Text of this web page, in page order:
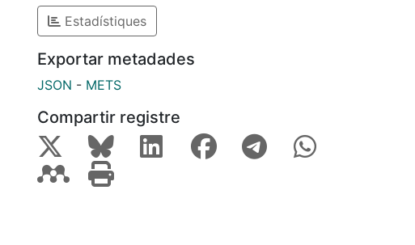
Estadístiques
Exportar metadades
JSON - METS
Compartir registre